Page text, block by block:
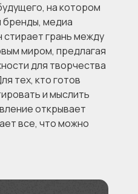
на котором
бренды, медиа
стирает грань между
миром, предлагая
для творчества
тех, кто готов
и мыслить
открывает
все, что можно